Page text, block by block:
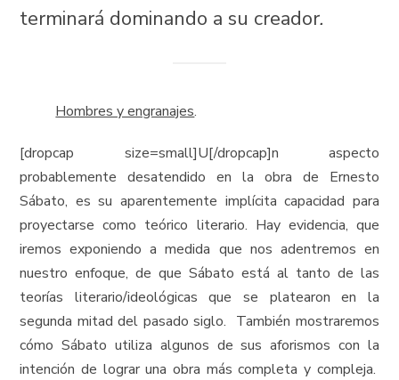
terminará dominando a su creador.
Hombres y engranajes.
[dropcap size=small]U[/dropcap]n aspecto
probablemente desatendido en la obra de Ernesto
Sábato, es su aparentemente implícita capacidad para
proyectarse como teórico literario. Hay evidencia, que
iremos exponiendo a medida que nos adentremos en
nuestro enfoque, de que Sábato está al tanto de las
teorías literario/ideológicas que se platearon en la
segunda mitad del pasado siglo. También mostraremos
cómo Sábato utiliza algunos de sus aforismos con la
intención de lograr una obra más completa y compleja.